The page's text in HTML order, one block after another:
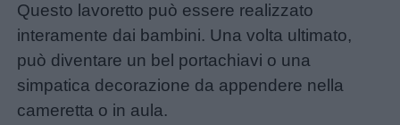
Questo lavoretto può essere realizzato
interamente dai bambini. Una volta ultimato,
può diventare un bel portachiavi o una
simpatica decorazione da appendere nella
cameretta o in aula.